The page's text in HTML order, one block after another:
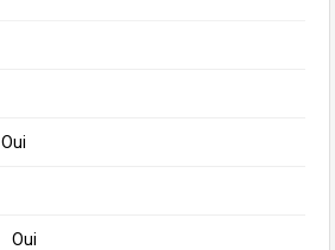
Oui
Oui